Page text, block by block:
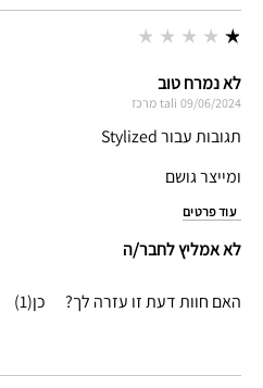
לא נמרח טוב
09/06/2024
tali מרכז
תגובות עבור Stylized
ומייצר גושם
עוד פרטים
לא אמליץ לחבר/ה
האם חוות דעת זו עזרה לך? 1